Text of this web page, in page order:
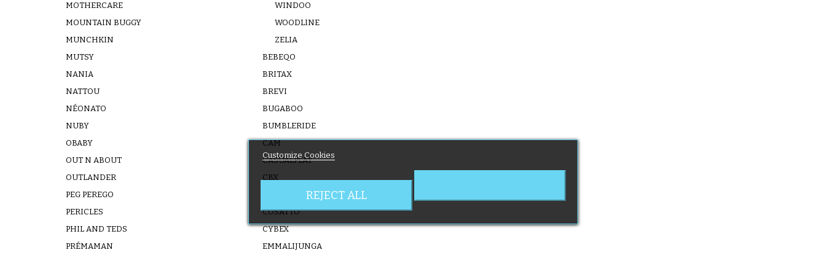
MOTHERCARE
MOUNTAIN BUGGY
MUNCHKIN
MUTSY
NANIA
NATTOU
NÉONATO
NUBY
OBABY
OUT N ABOUT
OUTLANDER
PEG PEREGO
PERICLES
PHIL AND TEDS
PRÉMAMAN
WINDOO
WOODLINE
ZELIA
BEBEQO
BRITAX
BREVI
BUGABOO
BUMBLERIDE
CAM
CASUALPLAY
CBX
CITY DRIVER
COSATTO
CYBEX
EMMALIJUNGA
Customize Cookies
REJECT ALL